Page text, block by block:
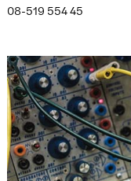
08-519 554 45